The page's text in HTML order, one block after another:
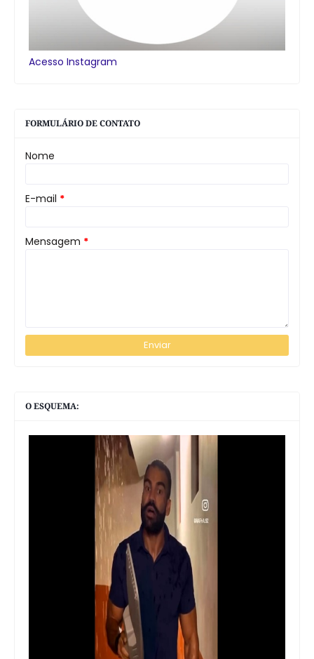
Acesso Instagram
FORMULÁRIO DE CONTATO
Nome
E-mail *
Mensagem *
O ESQUEMA: